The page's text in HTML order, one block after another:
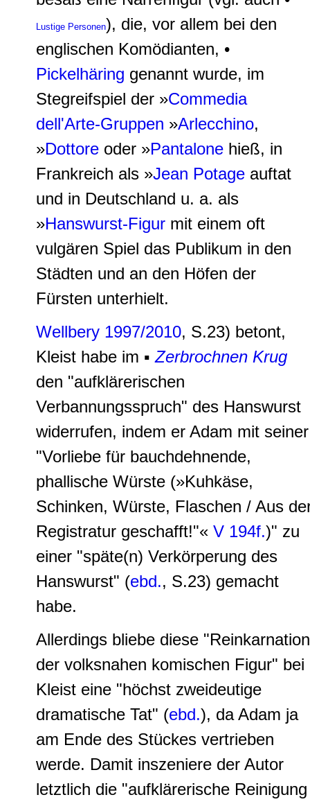
Lustige Personen), die, vor allem bei den
englischen Komödianten, •
Pickelhäring genannt wurde, im
Stegreifspiel der »Commedia
dell'Arte-Gruppen »Arlecchino,
»Dottore oder »Pantalone hieß, in
Frankreich als »Jean Potage auftat
und in Deutschland u. a. als
»Hanswurst-Figur mit einem oft
vulgären Spiel das Publikum in den
Städten und an den Höfen der
Fürsten unterhielt.
Wellbery 1997/2010, S.23) betont,
Kleist habe im ▪Zerbrochnen Krug
den "aufklärerischen
Verbannungsspruch" des Hanswurst
widerrufen, indem er Adam mit seiner
"Vorliebe für bauchdehnende,
phallische Würste (»Kuhkäse,
Schinken, Würste, Flaschen / Aus
Registratur geschafft!"« V 194f.)" zu
einer "späte(n) Verkörperung des
Hanswurst" (ebd., S.23) gemacht
habe.
Allerdings bliebe diese "Reinkarnation
der volksnahen komischen Figur" bei
Kleist eine "höchst zweideutige
dramatische Tat" (ebd.), da Adam ja
am Ende des Stückes vertrieben
werde. Damit inszeniere der Autor
letztlich die "aufklärerische Reinigung